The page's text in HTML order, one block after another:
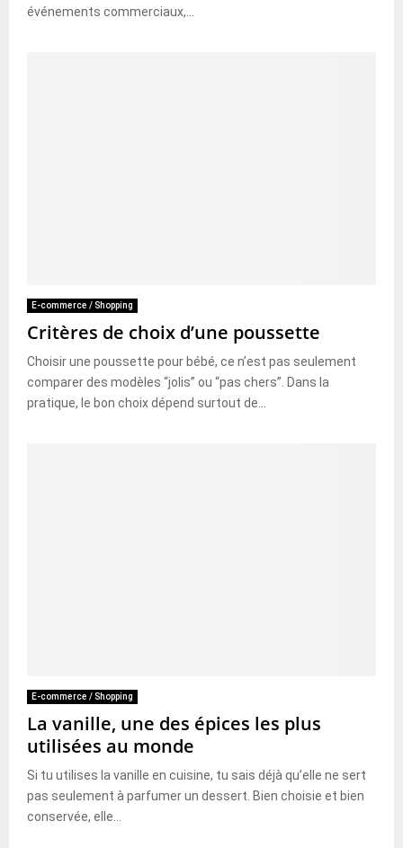
événements commerciaux,...
E-commerce / Shopping
Critères de choix d’une poussette
Choisir une poussette pour bébé, ce n’est pas seulement
comparer des modèles “jolis” ou “pas chers”. Dans la
pratique, le bon choix dépend surtout de...
E-commerce / Shopping
La vanille, une des épices les plus
utilisées au monde
Si tu utilises la vanille en cuisine, tu sais déjà qu’elle ne sert
pas seulement à parfumer un dessert. Bien choisie et bien
conservée, elle...